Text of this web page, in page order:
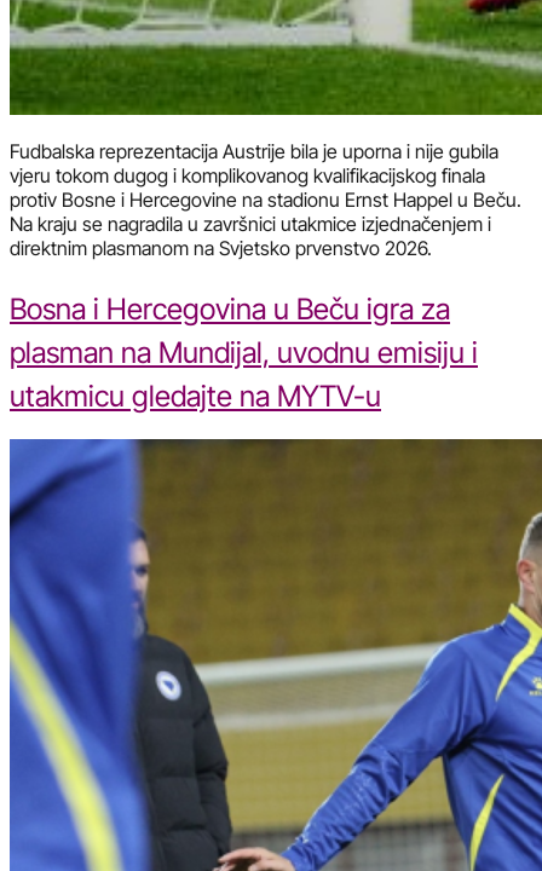
Fudbalska reprezentacija Austrije bila je uporna i nije gubila
vjeru tokom dugog i komplikovanog kvalifikacijskog finala
protiv Bosne i Hercegovine na stadionu Ernst Happel u Beču.
Na kraju se nagradila u završnici utakmice izjednačenjem i
direktnim plasmanom na Svjetsko prvenstvo 2026.
Bosna i Hercegovina u Beču igra za
plasman na Mundijal, uvodnu emisiju i
utakmicu gledajte na MYTV-u